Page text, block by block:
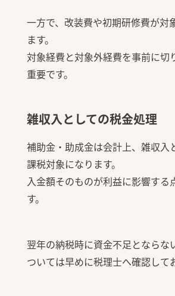
一方で、改装費や初期研修費が対
ます。
対象経費と対象外経費を事前に切
重要です。
雑収入としての税金処理
補助金・助成金は会計上、雑収入
課税対象になります。
入金額そのものが利益に影響する
す。
翌年の納税時に資金不足とならな
ついては早めに税理士へ確認して